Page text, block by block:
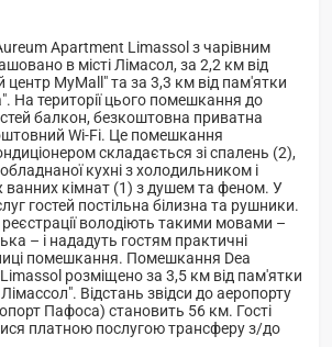
Apartment Limassol з чарівним
в місті Лімасол, за 2,2 км від
центр MyMall" та за 3,3 км від пам'ятки
На території цього помешкання до
балкон, безкоштовна приватна
Wi-Fi. Це помешкання
складається зі спалень (2),
кухні з холодильником і
кімнат (1) з душем та феном. У
гостей постільна білизна та рушники.
реєстрації володіють такими мовами –
– і нададуть гостям практичні
помешкання. Помешкання Dea
розміщено за 3,5 км від пам'ятки
Відстань звідси до аеропорту
Пафоса) становить 56 км. Гості
платною послугою трансферу з/до